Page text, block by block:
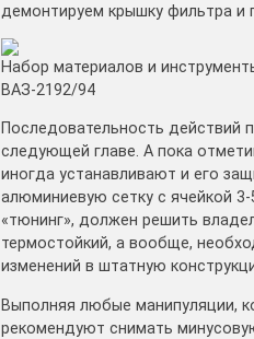
демонтируем крышку фильтра и
Набор материалов и
ВАЗ-2192/94
Последовательность действий
следующей главе. А пока
иногда устанавливают и его
алюминиевую сетку с ячейкой
«тюнинг», должен решить
термостойкий, а вообще,
изменений в штатную
Выполняя любые манипуляции,
рекомендуют снимать